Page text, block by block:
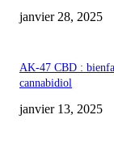
janvier 28, 2025
AK-47 CBD :
cannabidiol
janvier 13, 2025